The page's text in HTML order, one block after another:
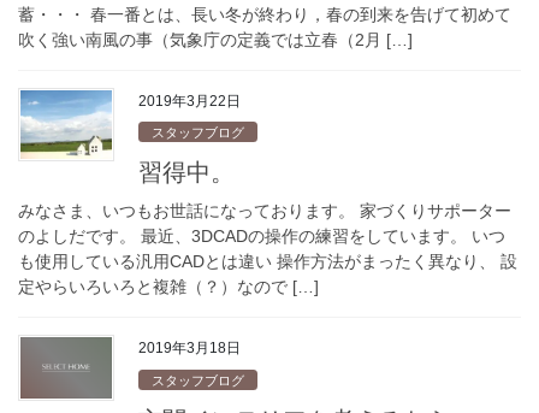
蓄・・・ 春一番とは、長い冬が終わり，春の到来を告げて初めて
吹く強い南風の事（気象庁の定義では立春（2月 […]
2019年3月22日
スタッフブログ
習得中。
みなさま、いつもお世話になっております。 家づくりサポーター
のよしだです。 最近、3DCADの操作の練習をしています。 いつ
も使用している汎用CADとは違い 操作方法がまったく異なり、 設
定やらいろいろと複雑（？）なので […]
2019年3月18日
スタッフブログ